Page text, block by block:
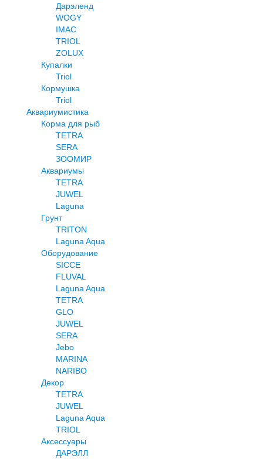
Дарэленд
WOGY
IMAC
TRIOL
ZOLUX
Купалки
Triol
Кормушка
Triol
Аквариумистика
Корма для рыб
TETRA
SERA
ЗООМИР
Аквариумы
TETRA
JUWEL
Laguna
Грунт
TRITON
Laguna Aqua
Оборудование
SICCE
FLUVAL
Laguna Aqua
TETRA
GLO
JUWEL
SERA
Jebo
MARINA
NARIBO
Декор
TETRA
JUWEL
Laguna Aqua
TRIOL
Аксессуары
ДАРЭЛЛ